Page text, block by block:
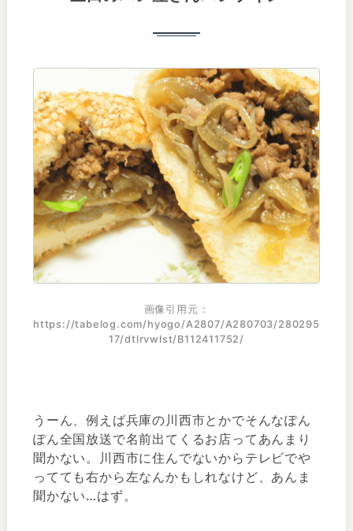
https://tabelog.com/hyogo/A2807/A280703/280295
17/dtlrvwlst/B112411752/
うーん、例えば兵庫の川西市とかでそんなぽん
ぽん全国放送で名前出てくるお店ってあんまり
聞かない。川西市に住んでないからテレビでや
ってても右から左なんかもしれなけど、あんま
聞かない…はず。